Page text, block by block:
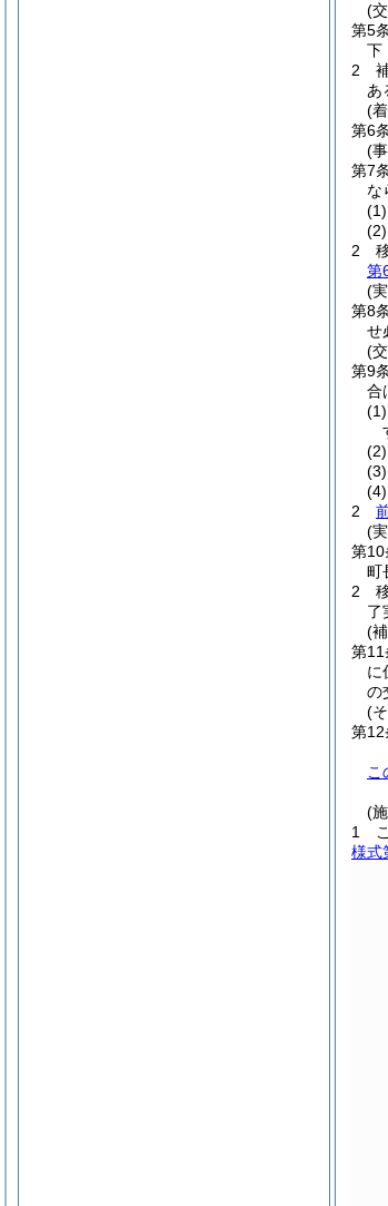
(
第5
下
2
あ
(
第6
(
第7
な
(1)
(2)
2
第
(
第8
せ
(
第9
合
(1)
(2)
(3)
(4)
2
(
第10
町
2
了
(
第11
に
の
(
第12
こ
(
1
様式